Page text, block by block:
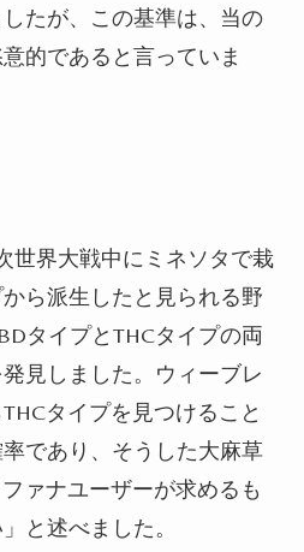
たが、この基準は、当の
的であると言っていま
世界大戦中にミネソタで栽
ら派生したと見られる野
タイプとTHCタイプの両
見しました。ウィーブレ
タイプを見つけること
であり、そうした大麻草
ァナユーザーが求めるも
と述べました。